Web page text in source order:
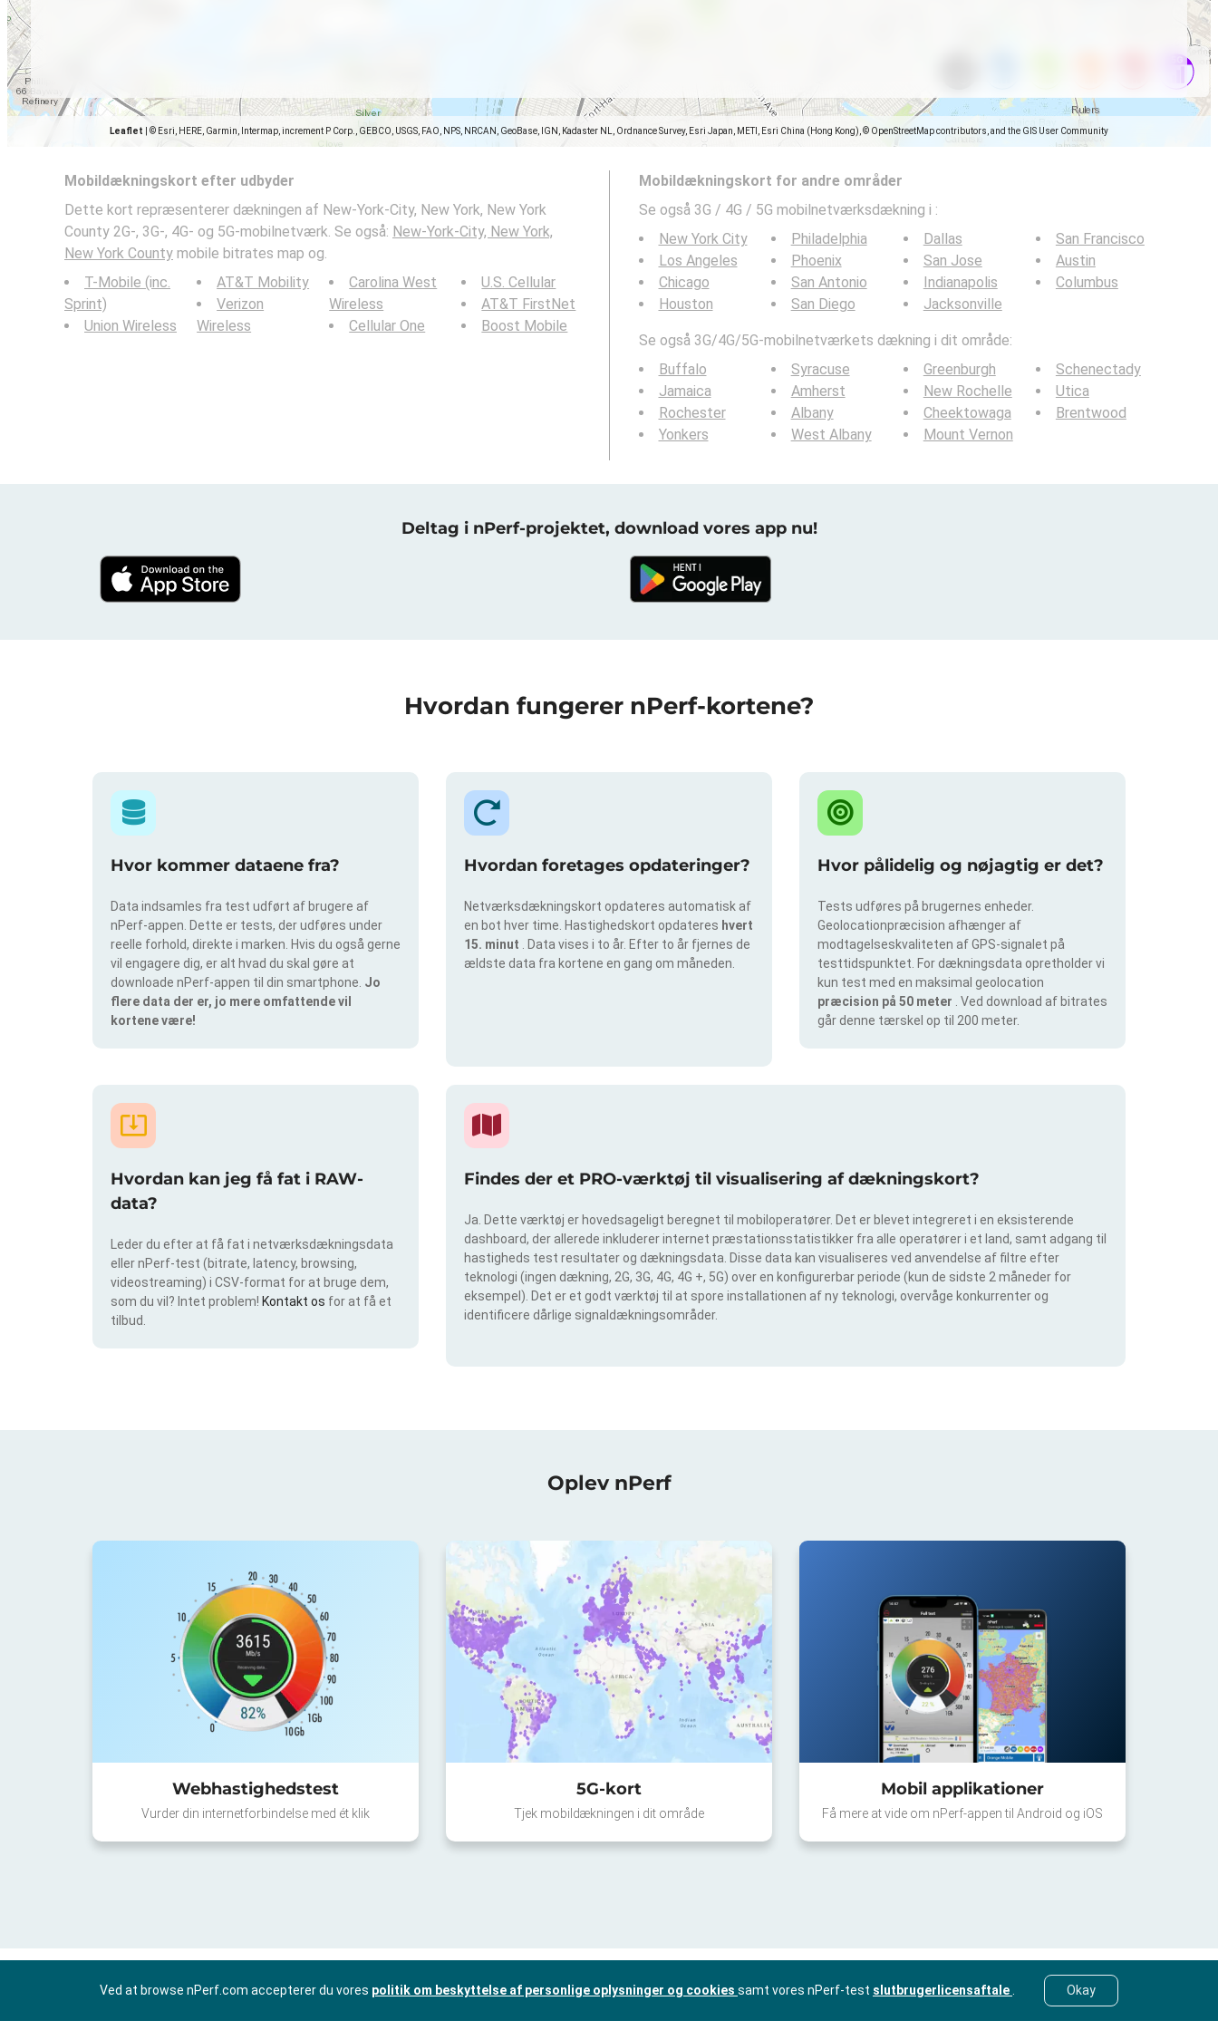
Leaflet © Esri, HERE, Garmin, Intermap, increment P Corp., GEBCO, USGS, FAO, NPS, NRCAN, GeoBase, IGN, Kadaster NL, Ordnance Survey, Esri Japan, METI, Esri China (Hong Kong), © OpenStreetMap contributors, and the GIS User Community
Mobildækningskort efter udbyder
Dette kort repræsenterer dækningen af New-York-City, New York, New York
County 2G-, 3G-, 4G- og 5G-mobilnetværk. Se også: New-York-City, New York,
New York County mobile bitrates map og.
T-Mobile (inc.
Sprint)
Union Wireless
AT&T Mobility
Verizon
Wireless
Carolina West
Wireless
Cellular One
U.S. Cellular
AT&T FirstNet
Boost Mobile
Mobildækningskort for andre områder
Se også 3G / 4G / 5G mobilnetværksdækning i :
New York City
Los Angeles
Chicago
Houston
Philadelphia
Phoenix
San Antonio
San Diego
Dallas
San Jose
Indianapolis
Jacksonville
San Francisco
Austin
Columbus
Se også 3G/4G/5G-mobilnetværkets dækning i dit område:
Buffalo
Jamaica
Rochester
Yonkers
Syracuse
Amherst
Albany
West Albany
Greenburgh
New Rochelle
Cheektowaga
Mount Vernon
Schenectady
Utica
Brentwood
Deltag i nPerf-projektet, download vores app nu!
Hvordan fungerer nPerf-kortene?
Hvor kommer dataene fra?
Data indsamles fra test udført af brugere af
nPerf-appen. Dette er tests, der udføres under
reelle forhold, direkte i marken. Hvis du også gerne
vil engagere dig, er alt hvad du skal gøre at
downloade nPerf-appen til din smartphone. Jo
flere data der er, jo mere omfattende vil
kortene være!
Hvordan foretages opdateringer?
Netværksdækningskort opdateres automatisk af
en bot hver time. Hastighedskort opdateres hvert
15. minut
. Data vises i to år. Efter to år fjernes de
ældste data fra kortene en gang om måneden.
Hvor pålidelig og nøjagtig er det?
Tests udføres på brugernes enheder.
Geolocationpræcision afhænger af
modtagelseskvaliteten af GPS-signalet på
testtidspunktet. For dækningsdata opretholder vi
kun test med en maksimal geolocation
præcision på 50 meter
. Ved download af bitrates
går denne tærskel op til 200 meter.
Hvordan kan jeg få fat i RAW-
data?
Leder du efter at få fat i netværksdækningsdata
eller nPerf-test (bitrate, latency, browsing,
videostreaming) i CSV-format for at bruge dem,
som du vil? Intet problem! Kontakt os for at få et
tilbud.
Findes der et PRO-værktøj til visualisering af dækningskort?
Ja. Dette værktøj er hovedsageligt beregnet til mobiloperatører. Det er blevet integreret i en eksisterende
dashboard, der allerede inkluderer internet præstationsstatistikker fra alle operatører i et land, samt adgang til
hastigheds test resultater og dækningsdata. Disse data kan visualiseres ved anvendelse af filtre efter
teknologi (ingen dækning, 2G, 3G, 4G, 4G +, 5G) over en konfigurerbar periode (kun de sidste 2 måneder for
eksempel). Det er et godt værktøj til at spore installationen af ny teknologi, overvåge konkurrenter og
identificere dårlige signaldækningsområder.
Oplev nPerf
Webhastighedstest
Vurder din internetforbindelse med ét klik
5G-kort
Tjek mobildækningen i dit område
Mobil applikationer
Få mere at vide om nPerf-appen til Android og iOS
Ved at browse nPerf.com accepterer du vores politik om beskyttelse af personlige oplysninger og cookies samt vores nPerf-test slutbrugerlicensaftale Okay